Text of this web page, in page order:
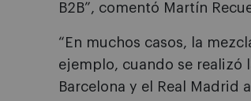
B2B”, comentó Martín
“En muchos casos, la
ejemplo, cuando se realizó
Barcelona y el Real Madrid